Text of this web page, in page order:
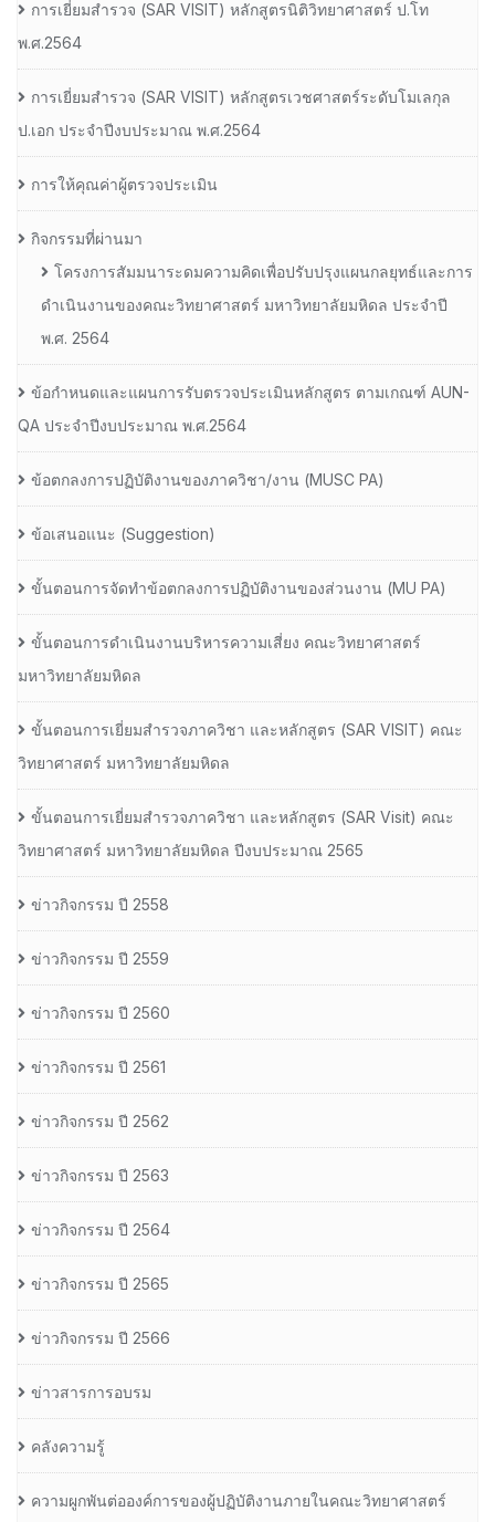
การเยี่ยมสํารวจ (SAR VISIT) หลักสูตรนิติวิทยาศาสตร์ ป.โท
พ.ศ.2564
การเยี่ยมสํารวจ (SAR VISIT) หลักสูตรเวชศาสตร์ระดับโมเลกุล
ป.เอก ประจําปีงบประมาณ พ.ศ.2564
การให้คุณค่าผู้ตรวจประเมิน
กิจกรรมที่ผ่านมา
โครงการสัมมนาระดมความคิดเพื่อปรับปรุงแผนกลยุทธ์และการ
ดำเนินงานของคณะวิทยาศาสตร์ มหาวิทยาลัยมหิดล ประจำปี
พ.ศ. 2564
ข้อกำหนดและแผนการรับตรวจประเมินหลักสูตร ตามเกณฑ์ AUN-
QA ประจำปีงบประมาณ พ.ศ.2564
ข้อตกลงการปฏิบัติงานของภาควิชา/งาน (MUSC PA)
ข้อเสนอแนะ (Suggestion)
ขั้นตอนการจัดทำข้อตกลงการปฏิบัติงานของส่วนงาน (MU PA)
ขั้นตอนการดำเนินงานบริหารความเสี่ยง คณะวิทยาศาสตร์
มหาวิทยาลัยมหิดล
ขั้นตอนการเยี่ยมสำรวจภาควิชา และหลักสูตร (SAR VISIT) คณะ
วิทยาศาสตร์ มหาวิทยาลัยมหิดล
ขั้นตอนการเยี่ยมสำรวจภาควิชา และหลักสูตร (SAR Visit) คณะ
วิทยาศาสตร์ มหาวิทยาลัยมหิดล ปีงบประมาณ 2565
ข่าวกิจกรรม ปี 2558
ข่าวกิจกรรม ปี 2559
ข่าวกิจกรรม ปี 2560
ข่าวกิจกรรม ปี 2561
ข่าวกิจกรรม ปี 2562
ข่าวกิจกรรม ปี 2563
ข่าวกิจกรรม ปี 2564
ข่าวกิจกรรม ปี 2565
ข่าวกิจกรรม ปี 2566
ข่าวสารการอบรม
คลังความรู้
ความผูกพันต่อองค์การของผู้ปฏิบัติงานภายในคณะวิทยาศาสตร์